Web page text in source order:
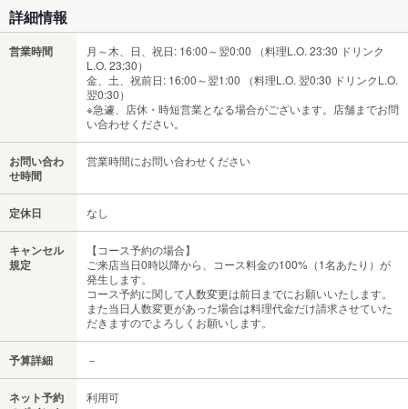
詳細情報
営業時間
月～木、日、祝日: 16:00～翌0:00 （料理L.O. 23:30 ドリンク
L.O. 23:30）
金、土、祝前日: 16:00～翌1:00 （料理L.O. 翌0:30 ドリンクL.O.
翌0:30）
※急遽、店休・時短営業となる場合がございます。店舗までお問
い合わせください。
お問い合わ
せ時間
営業時間にお問い合わせください
定休日 なし
キャンセル
規定
【コース予約の場合】
ご来店当日0時以降から、コース料金の100%（1名あたり）が
発生します。
コース予約に関して人数変更は前日までにお願いいたします。
また当日人数変更があった場合は料理代金だけ請求させていた
だきますのでよろしくお願いします。
予算詳細 －
ネット予約
利用可